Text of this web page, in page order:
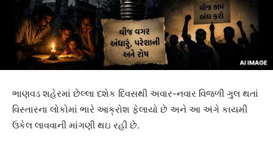
ભાણવડ શહેરમાં છેલ્લા દશેક દિવસથી અવાર-નવાર વિજળી ગુલ થતાં
વિસ્તારના લોકોમાં ભારે આક્રોશ ફેલાયો છે અને આ અંગે કાયમી
ઉકેલ લાવવાની માંગણી થઇ રહી છે.